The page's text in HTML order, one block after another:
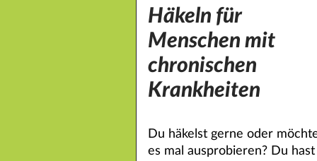
Häkeln für
Menschen mit
chronischen
Krankheiten
Du häkelst gerne oder
es mal ausprobieren? Du hast